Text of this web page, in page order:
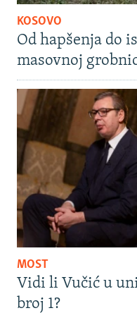
KOSOVO
Od hapšenja do
masovnoj
MOST
Vidi li Vučić u
broj 1?